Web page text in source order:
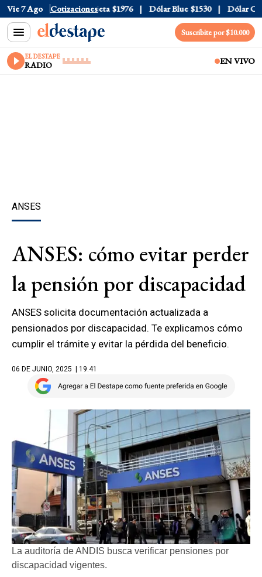
Vie 7 Ago Cotizaciones
$1520 Dólar Tarjeta $1976 Dólar Blue $1530 Dólar CCL
Suscribite por $10.000
EL DESTAPE
RADIO EN VIVO
ANSES
ANSES: cómo evitar perder
la pensión por discapacidad
ANSES solicita documentación actualizada a
pensionados por discapacidad. Te explicamos cómo
cumplir el trámite y evitar la pérdida del beneficio.
06 DE JUNIO, 2025 | 19.41
La auditoría de ANDIS busca verificar pensiones por
discapacidad vigentes.